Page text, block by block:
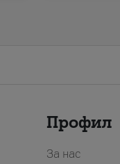
Профил
За нас